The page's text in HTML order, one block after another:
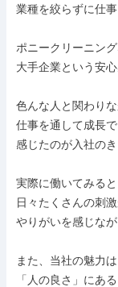
業種を絞らずに仕
ポニークリーニン
大手企業という安心
色んな人と関わりな
仕事を通して成長
感じたのが入社のき
実際に働いてみると
日々たくさんの刺激
やりがいを感じなが
また、当社の魅力は
「人の良さ」にあ